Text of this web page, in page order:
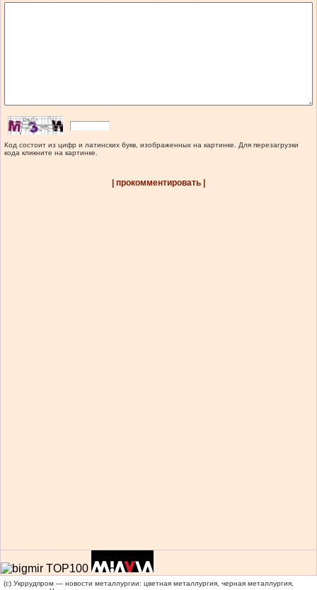
Код состоит из цифр и латинских букв, изображенных на картинке. Для перезагрузки
кода кликните на картинке.
| прокомментировать |
(c) Укррудпром — новости металлургии: цветная металлургия, черная металлургия,